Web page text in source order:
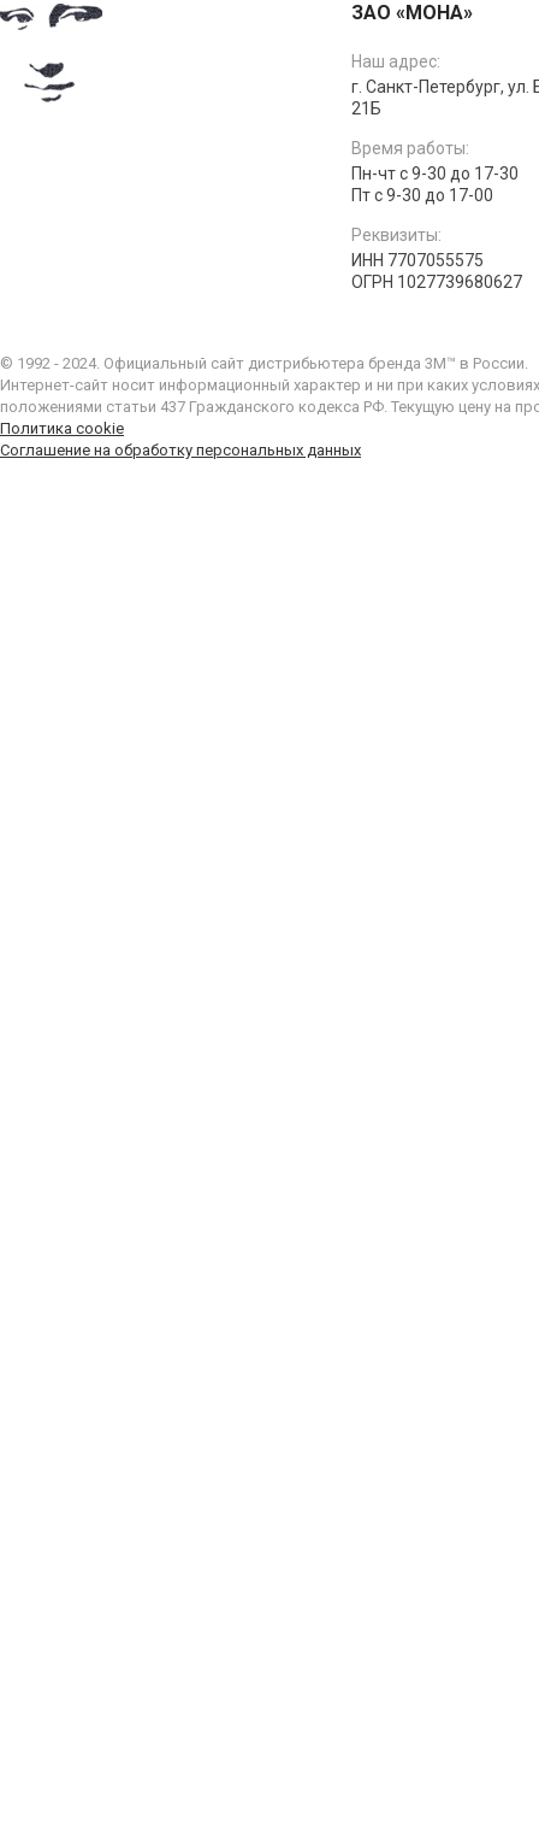
ЗАО «МОНА»
Наш адрес:
г. Санкт-Петербург,
21Б
Время работы:
Пн-чт с 9-30 до 17-30
Пт с 9-30 до 17-00
Реквизиты:
ИНН 7707055575
ОГРН 1027739680627
© 1992 - 2024. Официальный сайт дистрибьютера бренда 3M™ в России.
Интернет-сайт носит информационный характер и ни при каких
положениями статьи 437 Гражданского кодекса РФ. Текущую цену на
Политика cookie
Соглашение на обработку персональных данных